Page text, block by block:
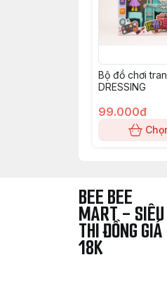
Bộ đồ chơi
DRESSING
99.000đ
BEE BEE
MART - SIÊU
THI ĐỒNG GIÁ
18K